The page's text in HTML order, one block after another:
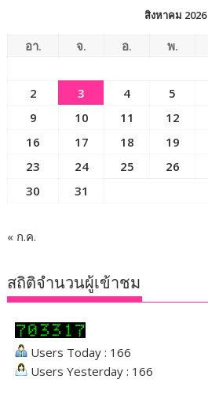
สิงหาคม 2026
อา. จ. อ. พ.
2
3 4 5
9
10 11 12
16
17 18 19
23
24 25 26
30
31
« ก.ค.
สถิติจำนวนผู้เข้าชม
Users Today : 166
Users Yesterday : 166